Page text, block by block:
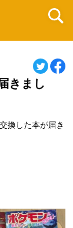
きまし
換した本が届き